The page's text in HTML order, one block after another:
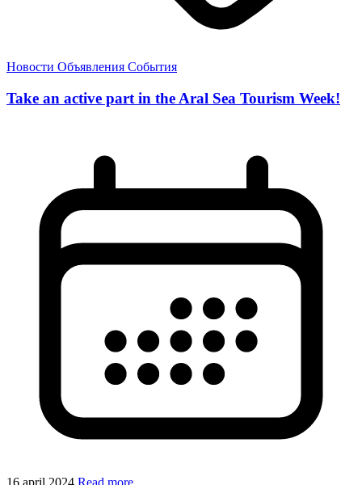
Новости Объявления События
Take an active part in the Aral Sea Tourism Week!
16 april 2024 Read more